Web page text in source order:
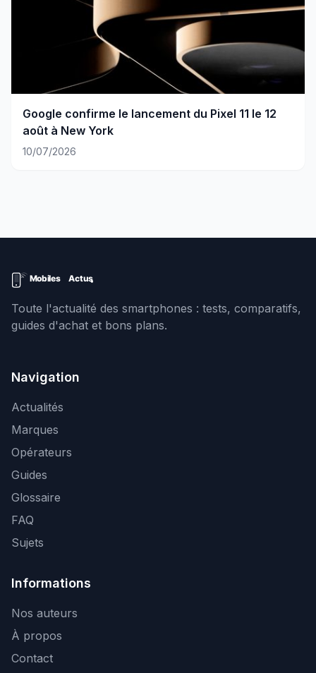
Google confirme le lancement du Pixel 11 le 12
août à New York
10/07/2026
Toute l'actualité des smartphones : tests, comparatifs,
guides d'achat et bons plans.
Navigation
Actualités
Marques
Opérateurs
Guides
Glossaire
FAQ
Sujets
Informations
Nos auteurs
À propos
Contact